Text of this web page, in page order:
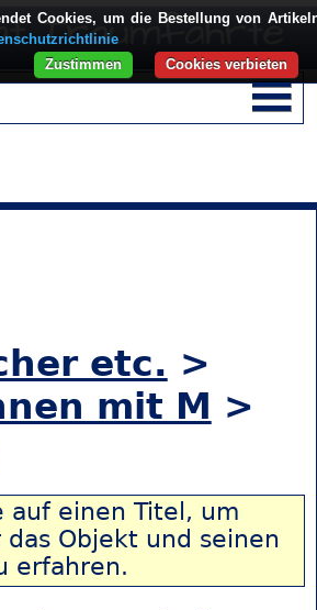
etc. >
mit M >
auf einen Titel, um
Objekt und seinen
erfahren.
Cookies, um die Bestellung von
Cookies verbieten
Zustimmen